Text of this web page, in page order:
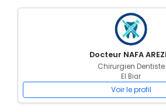
Docteur NAFA
Chirurgien Dentiste
El Biar
Voir le profil